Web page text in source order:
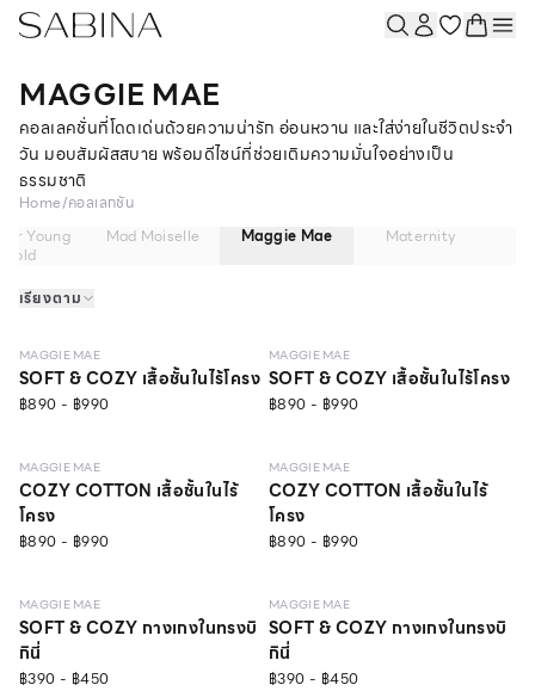
MAGGIE MAE
คอลเลคชั่นที่โดดเด่นด้วยความน่ารัก อ่อนหวาน และใส่ง่ายในชีวิตประจำ
วัน มอบสัมผัสสบาย พร้อมดีไซน์ที่ช่วยเติมความมั่นใจอย่างเป็น
ธรรมชาติ
Home/คอลเลกชัน
Young
Gold
Mad Moiselle Maggie Mae Maternity
เรียงตาม
LEVEL 1
MAGGIE MAE
SOFT & COZY เสื้อชั้นในไร้โครง
฿890 - ฿990
MAGGIE MAE
SOFT & COZY เสื้อชั้นในไร้โครง
฿890 - ฿990
LEVEL 1
MAGGIE MAE
COZY COTTON เสื้อชั้นในไร้
โครง
฿890 - ฿990
LEVEL 1
MAGGIE MAE
COZY COTTON เสื้อชั้นในไร้
โครง
฿890 - ฿990
MAGGIE MAE
SOFT & COZY กางเกงในทรงบิ
กินี่
฿390 - ฿450
MAGGIE MAE
SOFT & COZY กางเกงในทรงบิ
กินี่
฿390 - ฿450